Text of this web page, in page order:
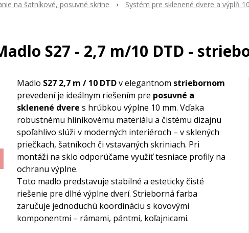
na šatníkové, posuvné skrine
Systém pre sklenené dvere a výplň
S27 - 2,7 m/10 DTD -
Madlo S27 2,7 m / 10 DTDv elegantnom striebornom
prevedení je ideálnym riešením pre posuvné a
sklenené dvere s hrúbkou výplne 10 mm. Vďaka
robustnému hliníkovému materiálu a čistému dizajnu
spoľahlivo slúži v moderných interiéroch – v sklených
priečkach, šatníkoch či vstavaných skriniach. Pri
montáži na sklo odporúčame využiť tesniace profily na
ochranu výplne.
Toto madlo predstavuje stabilné a esteticky čisté
riešenie pre dlhé výplne dverí. Strieborná farba
zaručuje jednoduchú koordináciu s kovovými
komponentmi – rámami, pántmi, koľajnicami.